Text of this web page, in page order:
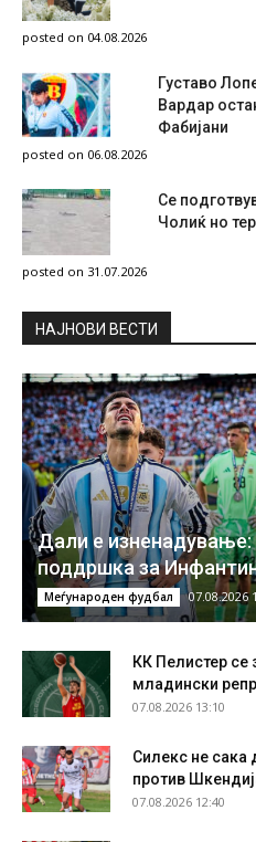
posted on 04.08.2026
Густаво
Вардар
Фабијани
posted on 06.08.2026
Се
Чолиќ но
posted on 31.07.2026
НAЈНОВИ ВЕСТИ
Дали е изненадување:
поддршка за
Меѓународен фудбал 07.08.2026
КК Пелистер се
младински
07.08.2026 13:10
Силекс не сака
против
07.08.2026 12:40